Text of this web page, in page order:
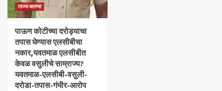
ताज्या बातम्या
पाऊण कोटीच्या दरोड्याचा
तपास घेण्यास एलसीबीचा
नकार,यवतमाळ एलसीबीत
केवळ वसुलीचे साम्राज्य?
यवतमाळ-एलसीबी-वसुली-
दरोडा-तपास-गंभीर-आरोप